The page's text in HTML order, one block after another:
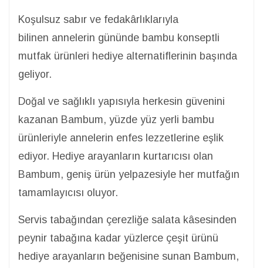
Koşulsuz sabır ve fedakârlıklarıyla
bilinen annelerin gününde bambu konseptli
mutfak ürünleri hediye alternatiflerinin başında
geliyor.
Doğal ve sağlıklı yapısıyla herkesin güvenini
kazanan Bambum, yüzde yüz yerli bambu
ürünleriyle annelerin enfes lezzetlerine eşlik
ediyor. Hediye arayanların kurtarıcısı olan
Bambum, geniş ürün yelpazesiyle her mutfağın
tamamlayıcısı oluyor.
Servis tabağından çerezliğe salata kâsesinden
peynir tabağına kadar yüzlerce çeşit ürünü
hediye arayanların beğenisine sunan Bambum,